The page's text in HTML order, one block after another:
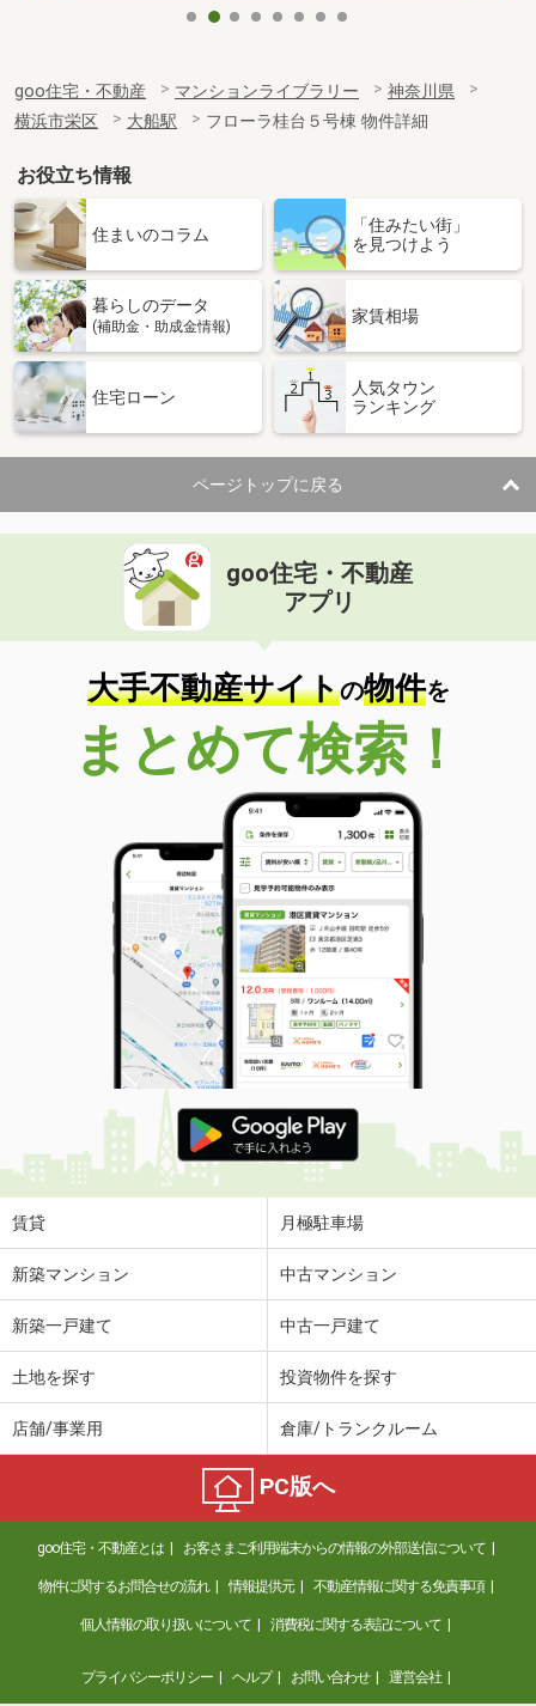
goo住宅・不動産 マンションライブラリー
神奈川県
横浜市栄区
大船駅 フローラ桂台５号棟 物件詳細
お役立ち情報
住まいのコラム
「住みたい街」
を見つけよう
暮らしのデータ
(補助金・助成金情報)
家賃相場
住宅ローン
人気タウン
ランキング
ページトップに戻る
goo住宅・不動産
アプリ
大手不動産サイトの物件を
まとめて検索！
賃貸 月極駐車場
新築マンション 中古マンション
新築一戸建て 中古一戸建て
土地を探す 投資物件を探す
店舗/事業用 倉庫/トランクルーム
PC版へ
goo住宅・不動産とは お客さまご利用端末からの情報の外部送信について
物件に関するお問合せの流れ 情報提供元 不動産情報に関する免責事項
個人情報の取り扱いについて 消費税に関する表記について
プライバシーポリシー ヘルプ お問い合わせ 運営会社